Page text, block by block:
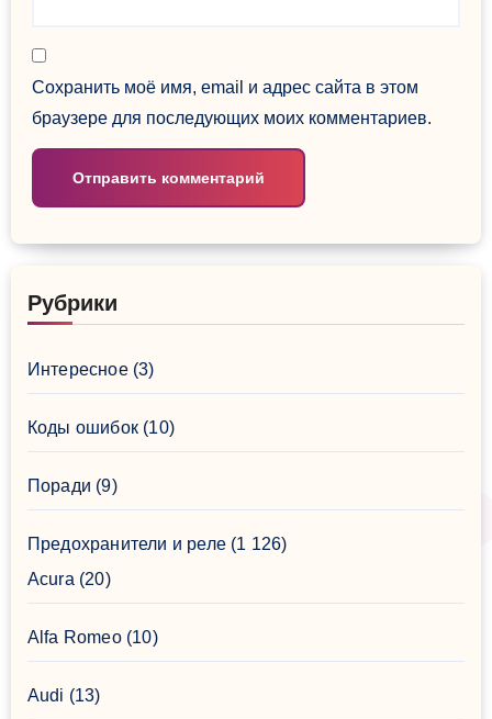
Сохранить моё имя, email и адрес сайта в этом
браузере для последующих моих комментариев.
Рубрики
Интересное(3)
Коды ошибок(10)
Поради (9)
Предохранители и реле(1 126)
Acura (20)
Alfa Romeo(10)
Audi (13)